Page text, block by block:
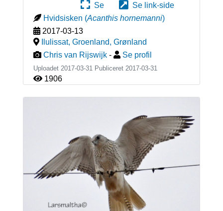
Se
Se link-side
Hvidsisken (Acanthis hornemanni)
2017-03-13
Ilulissat, Groenland, Grønland
Chris van Rijswijk - Se profil
Uploadet 2017-03-31 Publiceret 2017-03-31
1906